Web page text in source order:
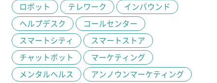
ロボット
テレワーク
インバウンド
ヘルプデスク
コールセンター
スマートシティ
スマートストア
チャットボット
マーケティング
メンタルヘルス
アンノウンマーケティング